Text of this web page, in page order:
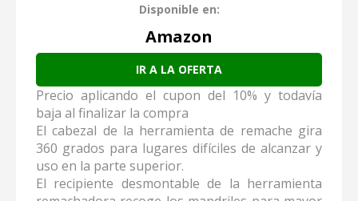
Disponible en:
Amazon
IR A LA OFERTA
Precio aplicando el cupon del 10% y todavía
baja al finalizar la compra
El cabezal de la herramienta de remache gira
360 grados para lugares difíciles de alcanzar y
uso en la parte superior.
El recipiente desmontable de la herramienta